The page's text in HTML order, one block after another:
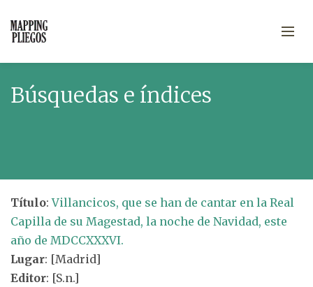
Búsquedas e índices
Título:Villancicos, que se han de cantar en la Real
Capilla de su Magestad, la noche de Navidad, este
año de MDCCXXXVI.
Lugar: [Madrid]
Editor: [S.n.]